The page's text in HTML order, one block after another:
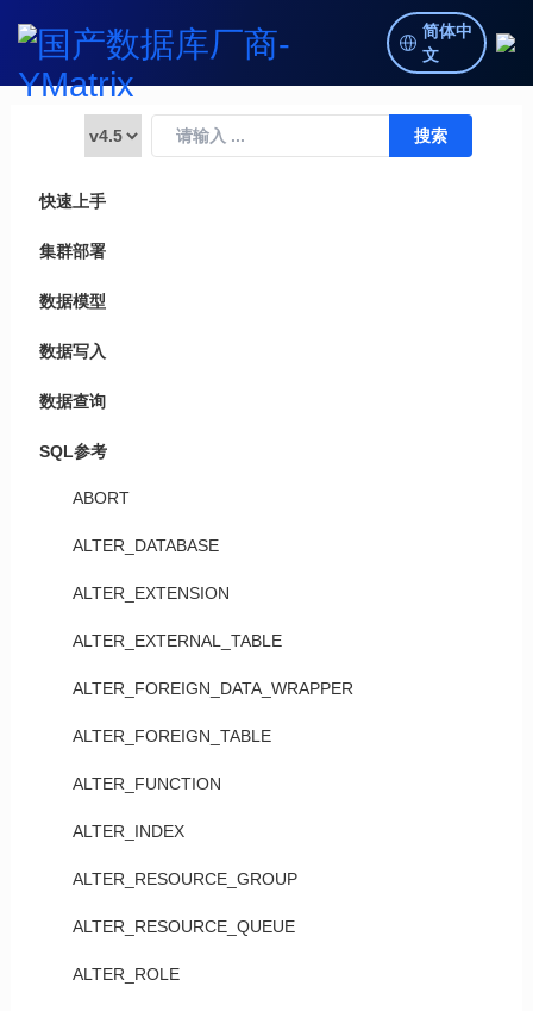
简体中
文
快速上手
集群部署
数据模型
数据写入
数据查询
SQL参考
ABORT
ALTER_DATABASE
ALTER_EXTENSION
ALTER_EXTERNAL_TABLE
ALTER_FOREIGN_DATA_WRAPPER
ALTER_FOREIGN_TABLE
ALTER_FUNCTION
ALTER_INDEX
ALTER_RESOURCE_GROUP
ALTER_RESOURCE_QUEUE
ALTER_ROLE